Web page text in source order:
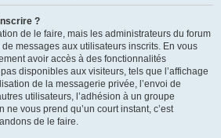
?
de le faire, mais les administrateurs du forum
messages aux utilisateurs inscrits. En vous
avoir accès à des fonctionnalités
disponibles aux visiteurs, tels que l’affichage
de la messagerie privée, l’envoi de
utilisateurs, l’adhésion à un groupe
ne vous prend qu’un court instant, c’est
de le faire.